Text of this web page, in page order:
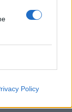
Policy
έως τον
του
φυσικών
δισ. ευρώ